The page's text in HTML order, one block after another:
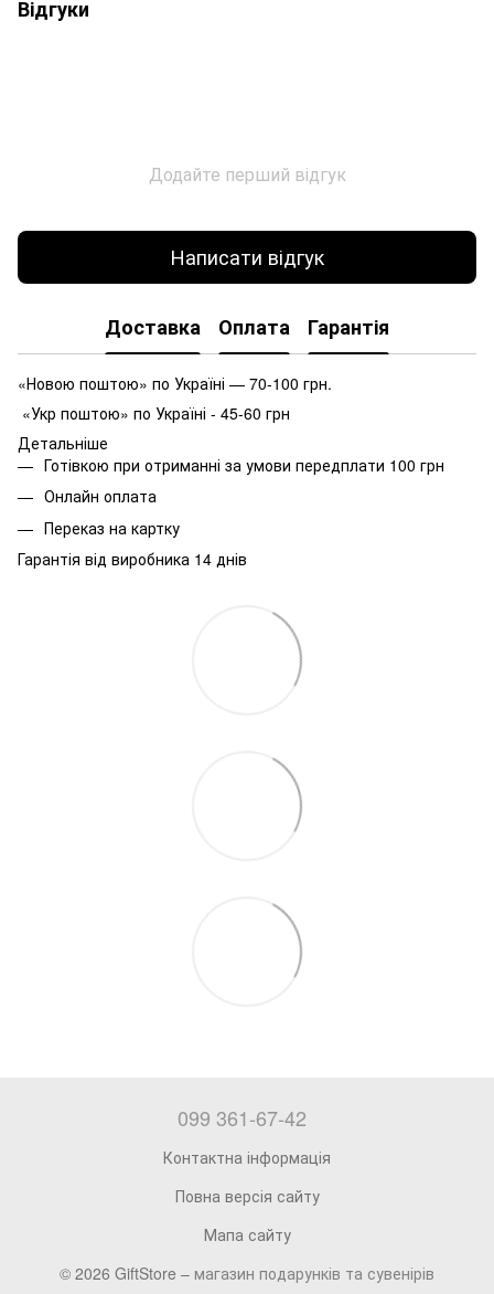
Відгуки
Додайте перший відгук
Написати відгук
Доставка Оплата Гарантія
«Новою поштою» по Україні — 70-100 грн.
«Укр поштою» по Україні - 45-60 грн
Детальніше
Готівкою при отриманні за умови передплати 100 грн
Онлайн оплата
Переказ на картку
Гарантія від виробника 14 днів
099 361-67-42
Контактна інформація
Повна версія сайту
Мапа сайту
© 2026 GiftStore – магазин подарунків та сувенірів